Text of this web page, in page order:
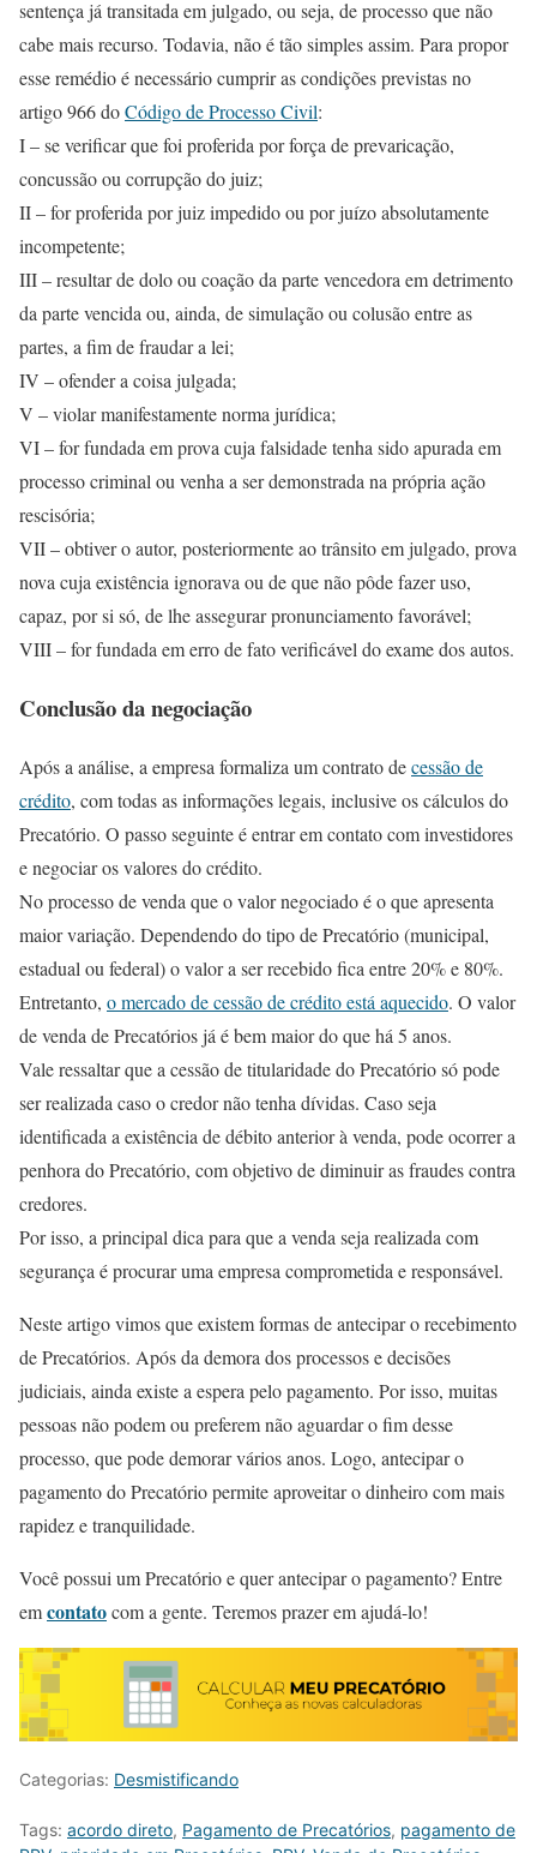
sentença já transitada em julgado, ou seja, de processo que não
cabe mais recurso. Todavia, não é tão simples assim. Para propor
esse remédio é necessário cumprir as condições previstas no
artigo 966 doCódigo de Processo Civil:
I – se verificar que foi proferida por força de prevaricação,
concussão ou corrupção do juiz;
II – for proferida por juiz impedido ou por juízo absolutamente
incompetente;
III – resultar de dolo ou coação da parte vencedora em detrimento
da parte vencida ou, ainda, de simulação ou colusão entre as
partes, a fim de fraudar a lei;
IV – ofender a coisa julgada;
V – violar manifestamente norma jurídica;
VI – for fundada em prova cuja falsidade tenha sido apurada em
processo criminal ou venha a ser demonstrada na própria ação
rescisória;
VII – obtiver o autor, posteriormente ao trânsito em julgado, prova
nova cuja existência ignorava ou de que não pôde fazer uso,
capaz, por si só, de lhe assegurar pronunciamento favorável;
VIII – for fundada em erro de fato verificável do exame dos autos.
Conclusão da negociação
Após a análise, a empresa formaliza um contrato decessão de
crédito, com todas as informações legais, inclusive os cálculos do
Precatório. O passo seguinte é entrar em contato com investidores
e negociar os valores do crédito.
No processo de venda que o valor negociado é o que apresenta
maior variação. Dependendo do tipo de Precatório (municipal,
estadual ou federal) o valor a ser recebido fica entre 20% e 80%.
Entretanto, o mercado de cessão de crédito está aquecido. O valor
de venda de Precatórios já é bem maior do que há 5 anos.
Vale ressaltar que a cessão de titularidade do Precatório só pode
ser realizada caso o credor não tenha dívidas. Caso seja
identificada a existência de débito anterior à venda, pode ocorrer a
penhora do Precatório, com objetivo de diminuir as fraudes contra
credores.
Por isso, a principal dica para que a venda seja realizada com
segurança é procurar uma empresa comprometida e responsável.
Neste artigo vimos que existem formas de antecipar o recebimento
de Precatórios. Após da demora dos processos e decisões
judiciais, ainda existe a espera pelo pagamento. Por isso, muitas
pessoas não podem ou preferem não aguardar o fim desse
processo, que pode demorar vários anos. Logo, antecipar o
pagamento do Precatório permite aproveitar o dinheiro com mais
rapidez e tranquilidade.
Você possui um Precatório e quer antecipar o pagamento? Entre
emcontatocom a gente. Teremos prazer em ajudá-lo!
Categorias: Desmistificando
Tags: acordo direto, Pagamento de Precatórios, pagamento de